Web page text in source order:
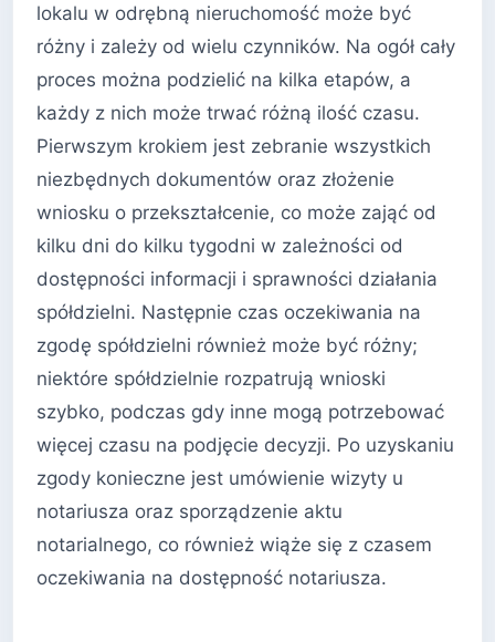
lokalu w odrębną nieruchomość może być
różny i zależy od wielu czynników. Na ogół cały
proces można podzielić na kilka etapów, a
każdy z nich może trwać różną ilość czasu.
Pierwszym krokiem jest zebranie wszystkich
niezbędnych dokumentów oraz złożenie
wniosku o przekształcenie, co może zająć od
kilku dni do kilku tygodni w zależności od
dostępności informacji i sprawności działania
spółdzielni. Następnie czas oczekiwania na
zgodę spółdzielni również może być różny;
niektóre spółdzielnie rozpatrują wnioski
szybko, podczas gdy inne mogą potrzebować
więcej czasu na podjęcie decyzji. Po uzyskaniu
zgody konieczne jest umówienie wizyty u
notariusza oraz sporządzenie aktu
notarialnego, co również wiąże się z czasem
oczekiwania na dostępność notariusza.